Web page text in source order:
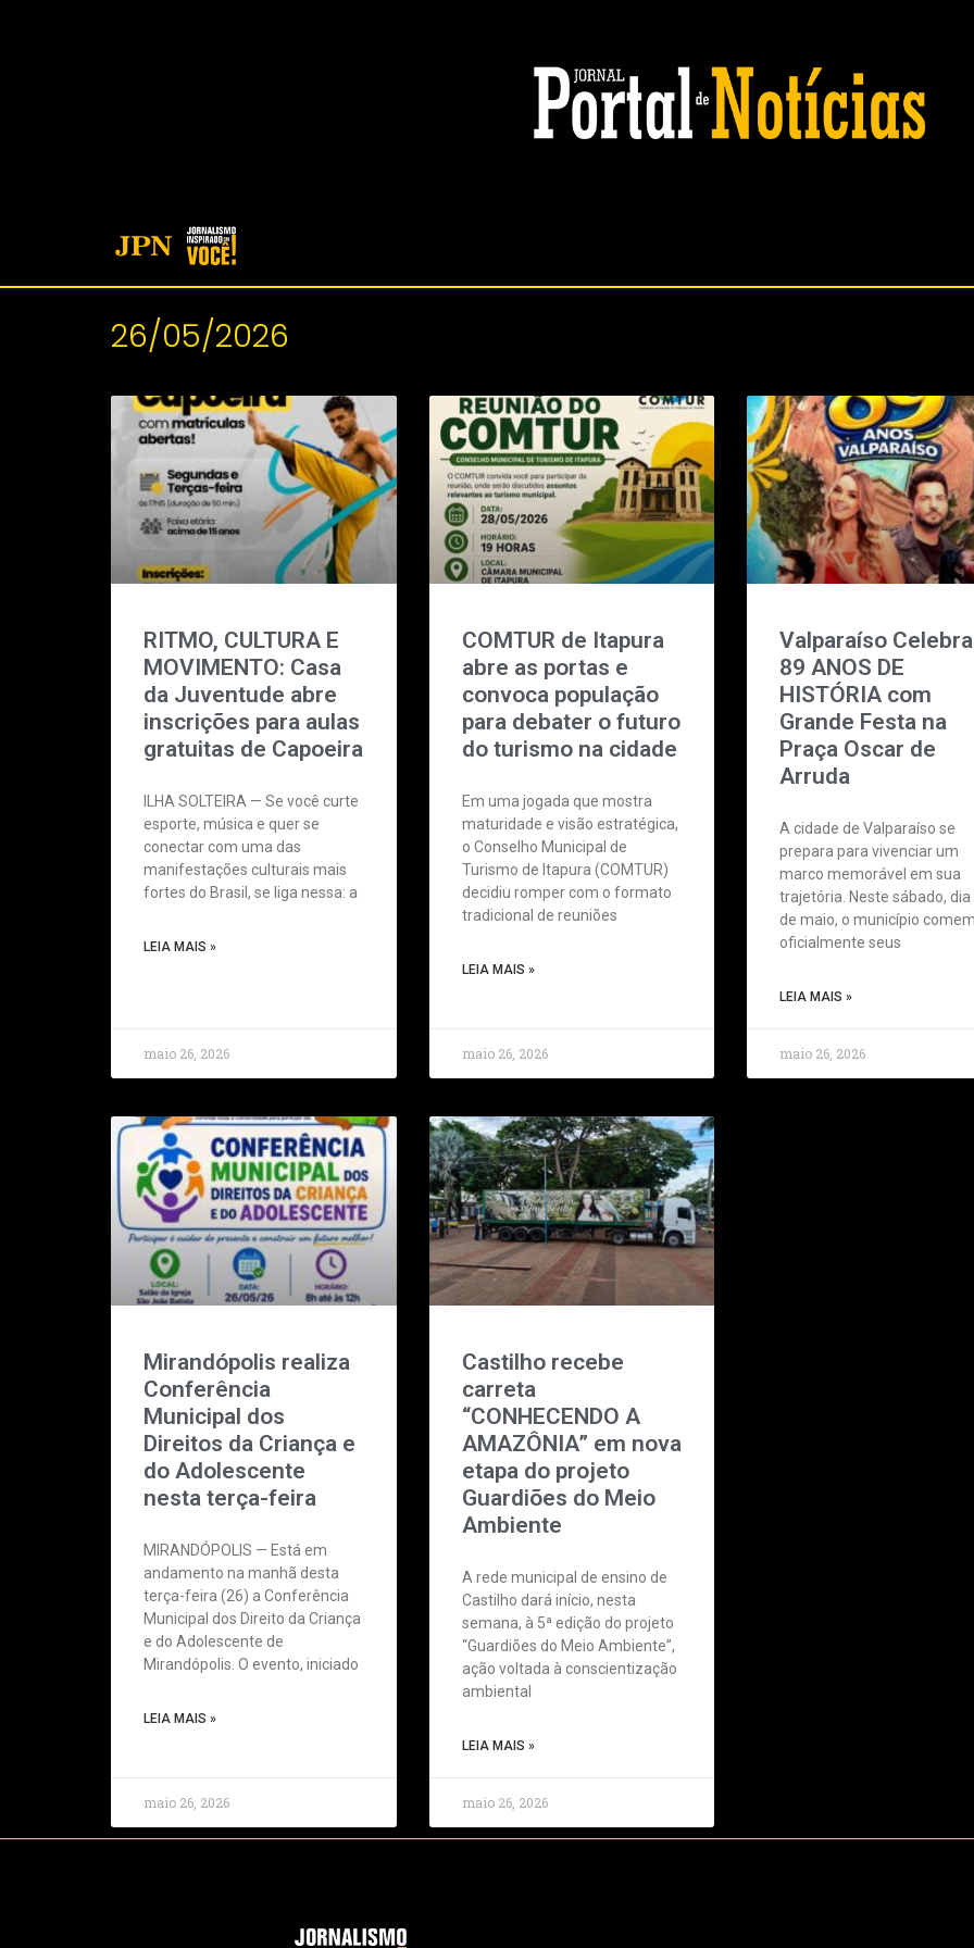
26/05/2026
RITMO, CULTURA E
MOVIMENTO: Casa
da Juventude abre
inscrições para aulas
gratuitas de Capoeira
ILHA SOLTEIRA — Se você curte
esporte, música e quer se
conectar com uma das
manifestações culturais mais
fortes do Brasil, se liga nessa: a
LEIA MAIS »
maio 26, 2026
COMTUR de Itapura
abre as portas e
convoca população
para debater o futuro
do turismo na cidade
Em uma jogada que mostra
maturidade e visão estratégica,
o Conselho Municipal de
Turismo de Itapura (COMTUR)
decidiu romper com o formato
tradicional de reuniões
LEIA MAIS »
maio 26, 2026
Valparaíso Celebra
89 ANOS DE
HISTÓRIA com
Grande Festa na
Praça Oscar de
Arruda
A cidade de Valparaíso se
prepara para vivenciar um
marco memorável em sua
trajetória. Neste sábado, dia
de maio, o município
oficialmente seus
LEIA MAIS »
maio 26, 2026
Mirandópolis realiza
Conferência
Municipal dos
Direitos da Criança e
do Adolescente
nesta terça-feira
MIRANDÓPOLIS — Está em
andamento na manhã desta
terça-feira (26) a Conferência
Municipal dos Direito da Criança
e do Adolescente de
Mirandópolis. O evento, iniciado
LEIA MAIS »
maio 26, 2026
Castilho recebe
carreta
“CONHECENDO A
AMAZÔNIA” em nova
etapa do projeto
Guardiões do Meio
Ambiente
A rede municipal de ensino de
Castilho dará início, nesta
semana, à 5ª edição do projeto
“Guardiões do Meio Ambiente”,
ação voltada à conscientização
ambiental
LEIA MAIS »
maio 26, 2026